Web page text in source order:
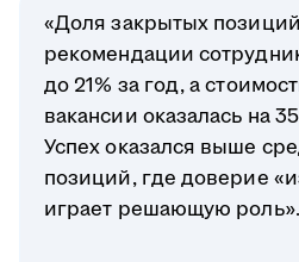
«Доля закрытых
рекомендации
до 21% за год, а
вакансии оказалась на
Успех оказался выше
позиций, где доверие
играет решающую роль».